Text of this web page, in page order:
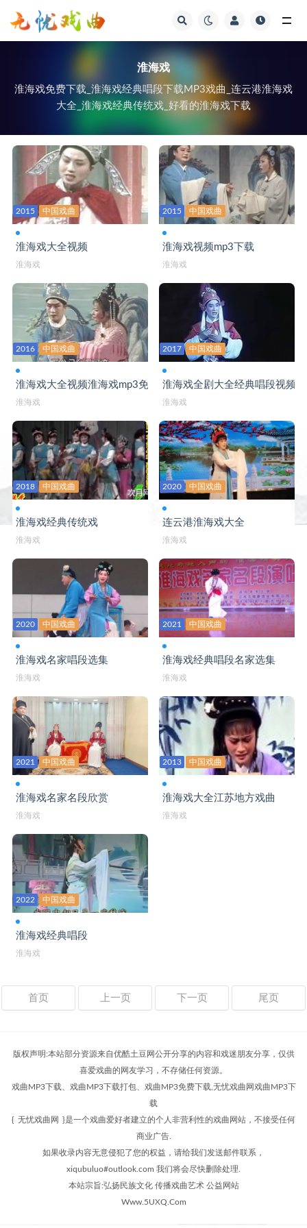
淮海戏
淮海戏免费下载_淮海戏经典唱段下载MP3戏曲_连云港淮海戏
大全_淮海戏经典传统戏_好看的淮海戏下载
2015 中国戏曲
淮海戏大全视频
淮海戏
2015 中国戏曲
淮海戏视频mp3下载
淮海戏
2016 中国戏曲
淮海戏大全视频淮海戏mp3免费下载
淮海戏
2017 中国戏曲
淮海戏全剧大全经典唱段视频
淮海戏
2018 中国戏曲
淮海戏经典传统戏
淮海戏
2020 中国戏曲
连云港淮海戏大全
淮海戏
2020 中国戏曲
淮海戏名家唱段选集
淮海戏
2021 中国戏曲
淮海戏经典唱段名家选集
淮海戏
2021 中国戏曲
淮海戏名家名段欣赏
淮海戏
2013 中国戏曲
淮海戏大全江苏地方戏曲
淮海戏
2022 中国戏曲
淮海戏经典唱段
淮海戏
首页 上一页 下一页 尾页
版权声明:本站部分资源来自优酷土豆网公开分享的内容和戏迷朋友分享，仅供
喜爱戏曲的网友学习，不存储任何资源。
戏曲MP3下载、戏曲MP3下载打包、戏曲MP3免费下载,无忧戏曲网戏曲MP3下
载
{ 无忧戏曲网 }是一个戏曲爱好者建立的个人非营利性的戏曲网站，不接受任何
商业广告.
如果收录内容无意侵犯了您的权益，请给我们发送邮件联系，
xiqubuluo#outlook.com 我们将会尽快删除处理.
本站宗旨:弘扬民族文化 传播戏曲艺术 公益网站
Www.5UXQ.Com